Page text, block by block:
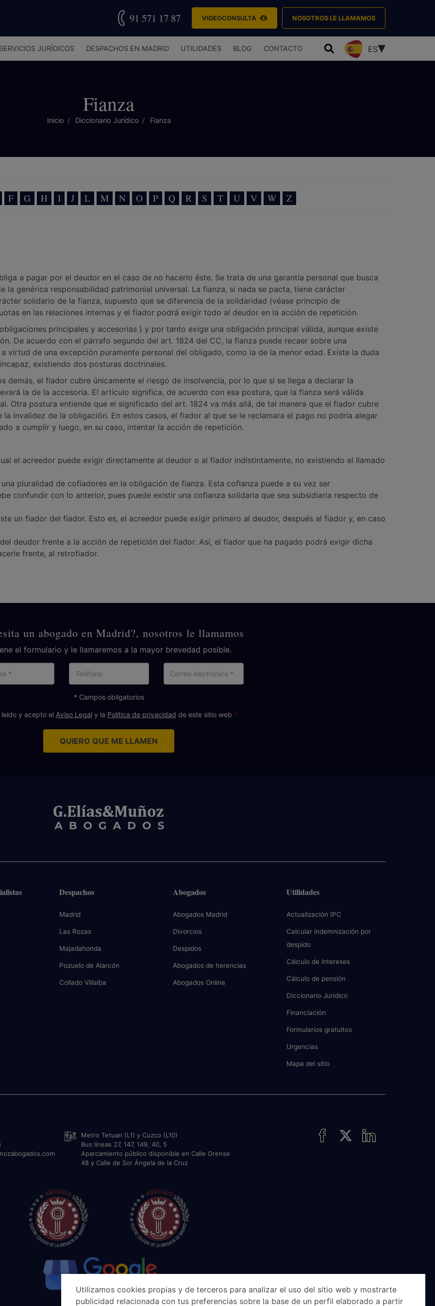
91 571 17 87 VIDEOCONSULTA NOSOTROS LE LLAMAMOS
JURÍDICOS DESPACHOS EN MADRID UTILIDADES BLOG CONTACTO ES
Fianza
Inicio Diccionario Jurídico Fianza
F G H I J L M N O P Q R S T U V W Z
a pagar por el deudor en el caso de no hacerlo éste. Se trata de una garantía personal que busca
la genérica responsabilidad patrimonial universal. La fianza, si nada se pacta, tiene carácter
solidario de la fianza, supuesto que se diferencia de la solidaridad (véase principio de
en las relaciones internas y el fiador podrá exigir todo al deudor en la acción de repetición.
principales y accesorias ) y por tanto exige una obligación principal válida, aunque existe
De acuerdo con el párrafo segundo del art. 1824 del CC, la fianza puede recaer sobre una
virtud de una excepción puramente personal del obligado, como la de la menor edad. Existe la duda
existiendo dos posturas doctrinales.
demás, el fiador cubre únicamente el riesgo de insolvencia, por lo que si se llega a declarar la
la de la accesoria. El artículo significa, de acuerdo con esa postura, que la fianza será válida
Otra postura entiende que el significado del art. 1824 va más allá, de tal manera que el fiador cubre
invalidez de la obligación. En estos casos, el fiador al que se le reclamara el pago no podría alegar
a cumplir y luego, en su caso, intentar la acción de repetición.
el acreedor puede exigir directamente al deudor o al fiador indistintamente, no existiendo el llamado
pluralidad de cofiadores en la obligación de fianza. Esta cofianza puede a su vez ser
confundir con lo anterior, pues puede existir una cofianza solidaria que sea subsidiaria respecto de
un fiador del fiador. Esto es, el acreedor puede exigir primero al deudor, después al fiador y, en caso
deudor frente a la acción de repetición del fiador. Así, el fiador que ha pagado podrá exigir dicha
frente, al retrofiador.
un abogado en Madrid?, nosotros le llamamos
el formulario y le llamaremos a la mayor brevedad posible.
* Campos obligatorios
leído y acepto el Aviso Legaly la Política de privacidad de este sitio web
QUIERO QUE ME LLAMEN
Despachos
Madrid
Las Rozas
Majadahonda
Pozuelo de Alarcón
Collado Villalba
Abogados
Abogados Madrid
Divorcios
Despidos
Abogados de herencias
Abogados Online
Utilidades
Actualización IPC
Calcular indemnización por
despido
Cálculo de intereses
Cálculo de pensión
Diccionario Juridico
Financiación
Formularios gratuitos
Urgencias
Mapa del sitio
Metro Tetuan (L1) y Cuzco (L10)
Bus líneas 27, 147, 149, 40, 5
Aparcamiento público disponible en Calle Orense
48 y Calle de Sor Ángela de la Cruz
Utilizamos cookies propias y de terceros para analizar el uso del sitio web y mostrarte
publicidad relacionada con tus preferencias sobre la base de un perfil elaborado a partir